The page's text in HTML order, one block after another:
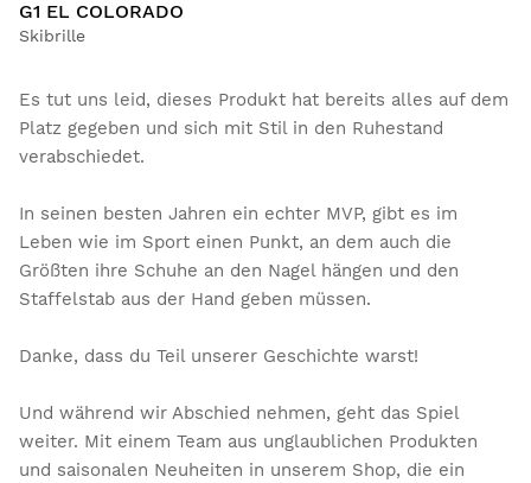
G1 EL COLORADO
Skibrille
Es tut uns leid, dieses Produkt hat bereits alles auf dem
Platz gegeben und sich mit Stil in den Ruhestand
verabschiedet.
In seinen besten Jahren ein echter MVP, gibt es im
Leben wie im Sport einen Punkt, an dem auch die
Größten ihre Schuhe an den Nagel hängen und den
Staffelstab aus der Hand geben müssen.
Danke, dass du Teil unserer Geschichte warst!
Und während wir Abschied nehmen, geht das Spiel
weiter. Mit einem Team aus unglaublichen Produkten
und saisonalen Neuheiten in unserem Shop, die ein